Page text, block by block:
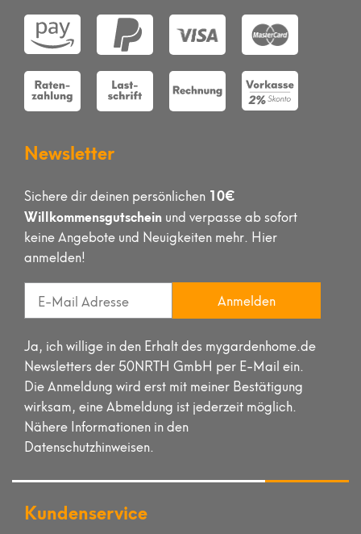
Newsletter
Sichere dir deinen persönlichen 10€
Willkommensgutschein und verpasse ab sofort
keine Angebote und Neuigkeiten mehr. Hier
anmelden!
Anmelden
Ja, ich willige in den Erhalt des mygardenhome.de
Newsletters der 50NRTH GmbH per E-Mail ein.
Die Anmeldung wird erst mit meiner Bestätigung
wirksam, eine Abmeldung ist jederzeit möglich.
Nähere Informationen in den
Datenschutzhinweisen.
Kundenservice